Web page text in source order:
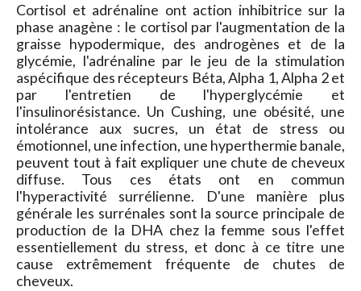
Cortisol et adrénaline ont action inhibitrice sur la
phase anagène : le cortisol par l'augmentation de la
graisse hypodermique, des androgènes et de la
glycémie, l'adrénaline par le jeu de la stimulation
aspécifique des récepteurs Béta, Alpha 1, Alpha 2 et
par l'entretien de l'hyperglycémie et
l'insulinorésistance. Un Cushing, une obésité, une
intolérance aux sucres, un état de stress ou
émotionnel, une infection, une hyperthermie banale,
peuvent tout à fait expliquer une chute de cheveux
diffuse. Tous ces états ont en commun
l'hyperactivité surrélienne. D'une manière plus
générale les surrénales sont la source principale de
production de la DHA chez la femme sous l'effet
essentiellement du stress, et donc à ce titre une
cause extrêmement fréquente de chutes de
cheveux.